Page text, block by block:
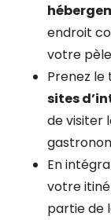
endroit
votre
Prenez le
sites
de visiter
En
votre
partie de